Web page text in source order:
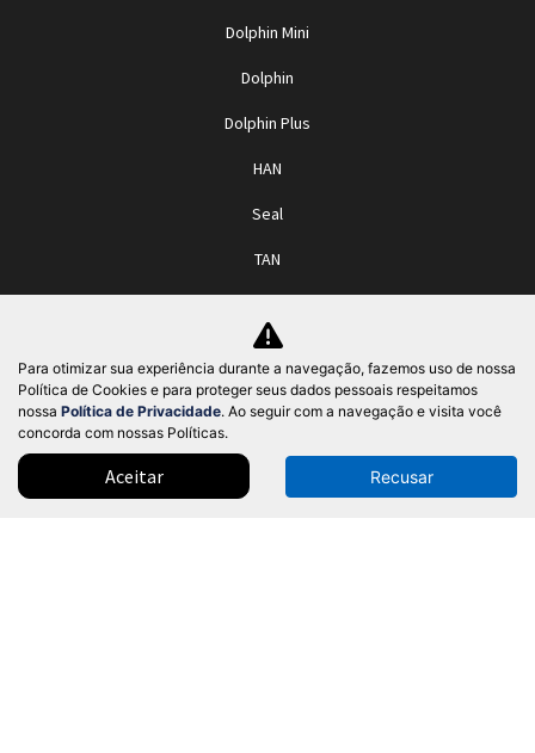
Dolphin Mini
Dolphin
Dolphin Plus
HAN
Seal
TAN
Yuan Pro
Ofertas
Pós-vendas
Para otimizar sua experiência durante a navegação, fazemos uso de nossa
Política de Cookies e para proteger seus dados pessoais respeitamos
nossa Política de Privacidade. Ao seguir com a navegação e visita você
concorda com nossas Políticas.
Aceitar Recusar